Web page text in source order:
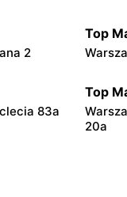
2
Top
83a
Top
20a